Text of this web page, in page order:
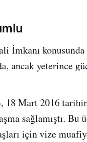
İmkanı
ancak yeterince
18 Mart 2016
sağlamıştı.
için vize